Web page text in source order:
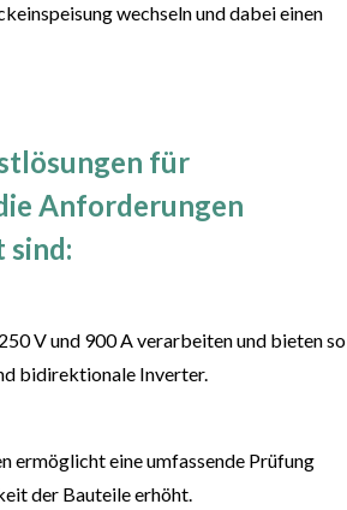
wechseln und dabei einen
für
Anforderungen
sind:
V und 900 A verarbeiten und bieten so
bidirektionale Inverter​.
ermöglicht eine umfassende Prüfung
der Bauteile erhöht.